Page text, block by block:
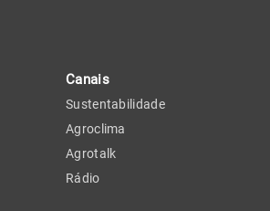
Canais
Sustentabilidade
Agroclima
Agrotalk
Rádio